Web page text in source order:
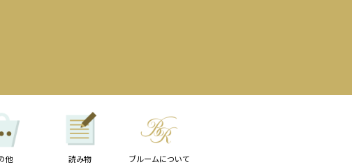
他 読み物 ブルームについて